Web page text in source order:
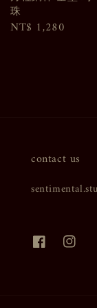
珠
Regular
NT$ 1,280
contact us